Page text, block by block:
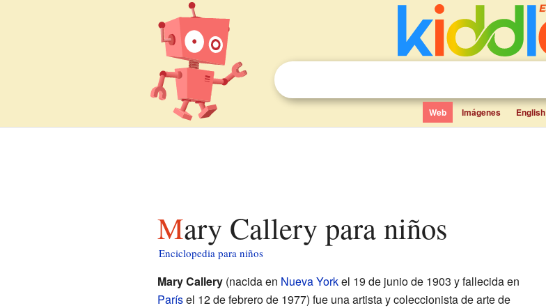
Web Imágenes English
Mary Callery para niños
Enciclopedia para niños
Mary Callery(nacida en Nueva Yorkel 19 de junio de 1903 y fallecida en
Parísel 12 de febrero de 1977) fue una artista y coleccionista de arte de